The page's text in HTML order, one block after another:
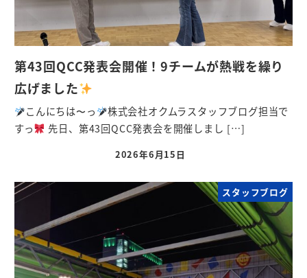
第43回QCC発表会開催！9チームが熱戦を繰り
広げました
こんにちは〜っ
株式会社オクムラスタッフブログ担当で
すっ
先日、第43回QCC発表会を開催しまし […]
2026年6月15日
スタッフブログ